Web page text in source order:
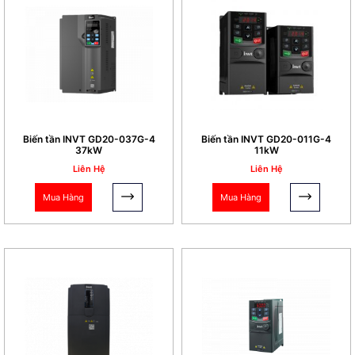
máy bơm nước, máy trộn thức ăn...
Gia dụng:
Điều khiển tốc độ của máy
Các dòng sản phẩm biến tần INVT:
INVT cung cấp đa dạng các dòng biến tần với
Biến tần INVT GD20-037G-4
37kW
Liên Hệ
Mua Hàng
Biến tần INVT GD20-011G-4
11kW
Liên Hệ
Mua Hàng